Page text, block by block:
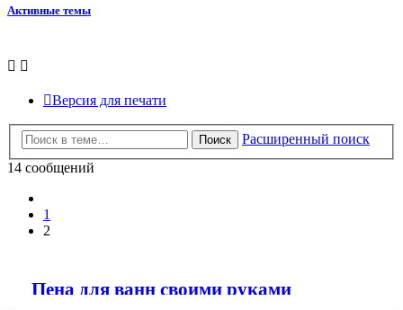
Активные темы
Версия для печати
Поиск
Расширенный поиск
14 сообщений
1
2
Пена для ванн своими руками